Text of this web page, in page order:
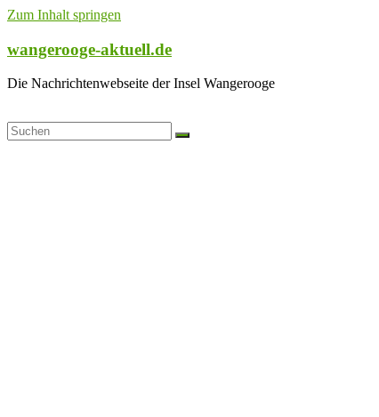
Zum Inhalt springen
wangerooge-aktuell.de
Die Nachrichtenwebseite der Insel Wangerooge